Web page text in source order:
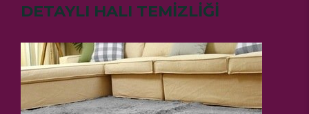
DETAYLI HALI TEMİZLİĞİ